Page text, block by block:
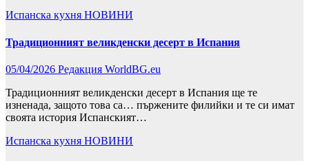
Испанска кухня НОВИНИ
Традиционният великденски десерт в Испания
05/04/2026 Редакция WorldBG.eu
Традиционният великденски десерт в Испания ще те
изненада, защото това са… пържените филийки и те си имат
своята история Испанският…
Испанска кухня НОВИНИ